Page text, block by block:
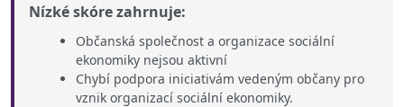
Nízké skóre zahrnuje:
Občanská společnost a organizace sociální
ekonomiky nejsou aktivní
Chybí podpora iniciativám vedeným občany pro
vznik organizací sociální ekonomiky.